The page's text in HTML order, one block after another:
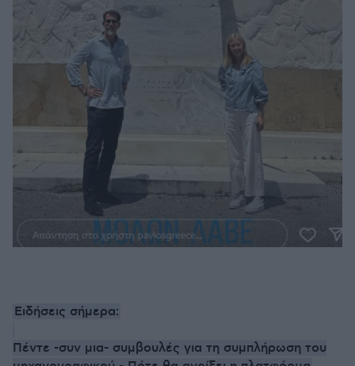
Ειδήσεις σήμερα:
Πέντε -συν μια- συμβουλές για τη συμπλήρωση του